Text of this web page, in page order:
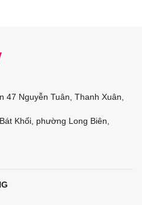
47 Nguyễn Tuân, Thanh Xuân,
Khối, phường Long Biên,